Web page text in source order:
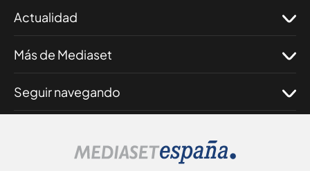
Actualidad
Más de Mediaset
Seguir navegando